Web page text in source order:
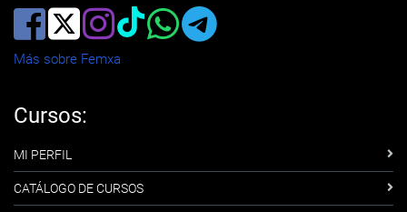
Más sobre Femxa
Cursos:
MI PERFIL
CATÁLOGO DE CURSOS